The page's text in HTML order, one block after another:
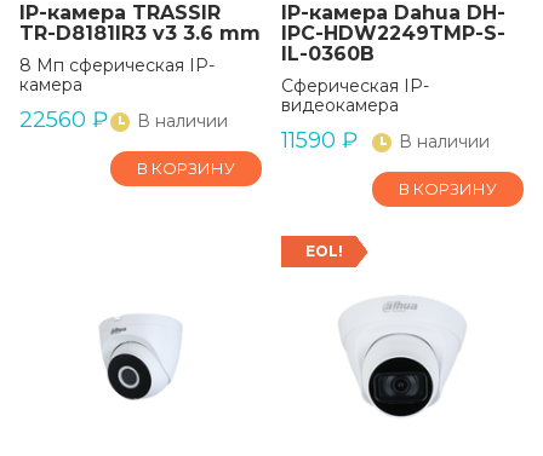
IP-камера TRASSIR
TR-D8181IR3 v3 3.6 mm
8 Мп сферическая IP-
камера
22560 ₽ В наличии
В КОРЗИНУ
IP-камера Dahua DH-
IPC-HDW2249TMP-S-
IL-0360B
Сферическая IP-
видеокамера
11590 ₽ В наличии
В КОРЗИНУ
EOL!